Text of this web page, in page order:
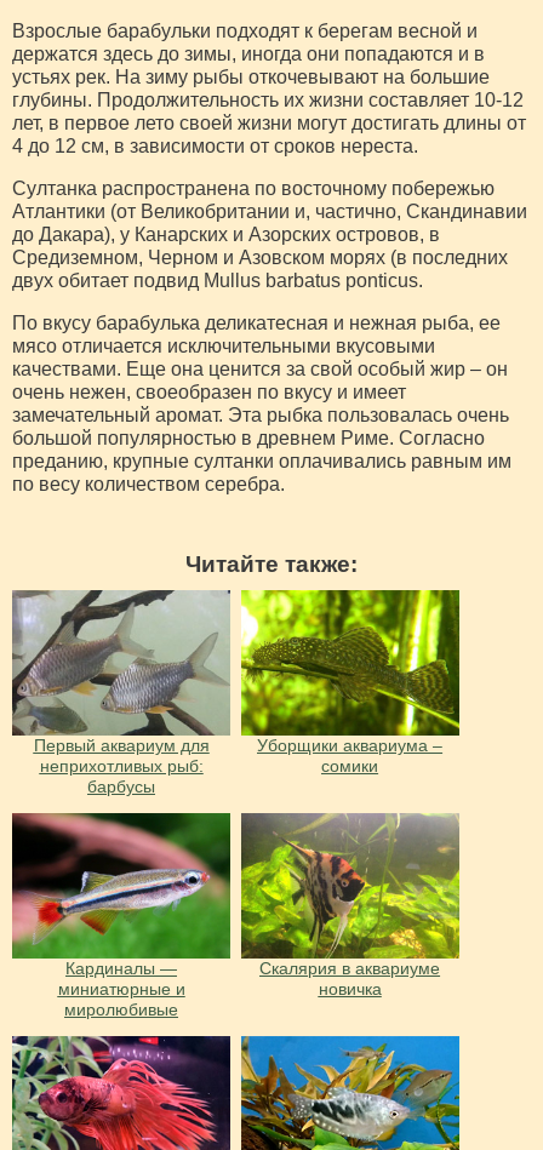
Взрослые барабульки подходят к берегам весной и
держатся здесь до зимы, иногда они попадаются и в
устьях рек. На зиму рыбы откочевывают на большие
глубины. Продолжительность их жизни составляет 10-12
лет, в первое лето своей жизни могут достигать длины от
4 до 12 см, в зависимости от сроков нереста.
Султанка распространена по восточному побережью
Атлантики (от Великобритании и, частично, Скандинавии
до Дакара), у Канарских и Азорских островов, в
Средиземном, Черном и Азовском морях (в последних
двух обитает подвид Mullus barbatus ponticus.
По вкусу барабулька деликатесная и нежная рыба, ее
мясо отличается исключительными вкусовыми
качествами. Еще она ценится за свой особый жир – он
очень нежен, своеобразен по вкусу и имеет
замечательный аромат. Эта рыбка пользовалась очень
большой популярностью в древнем Риме. Согласно
преданию, крупные султанки оплачивались равным им
по весу количеством серебра.
Читайте также:
Первый аквариум для
неприхотливых рыб:
барбусы
Уборщики аквариума –
сомики
Кардиналы —
миниатюрные и
миролюбивые
Скалярия в аквариуме
новичка